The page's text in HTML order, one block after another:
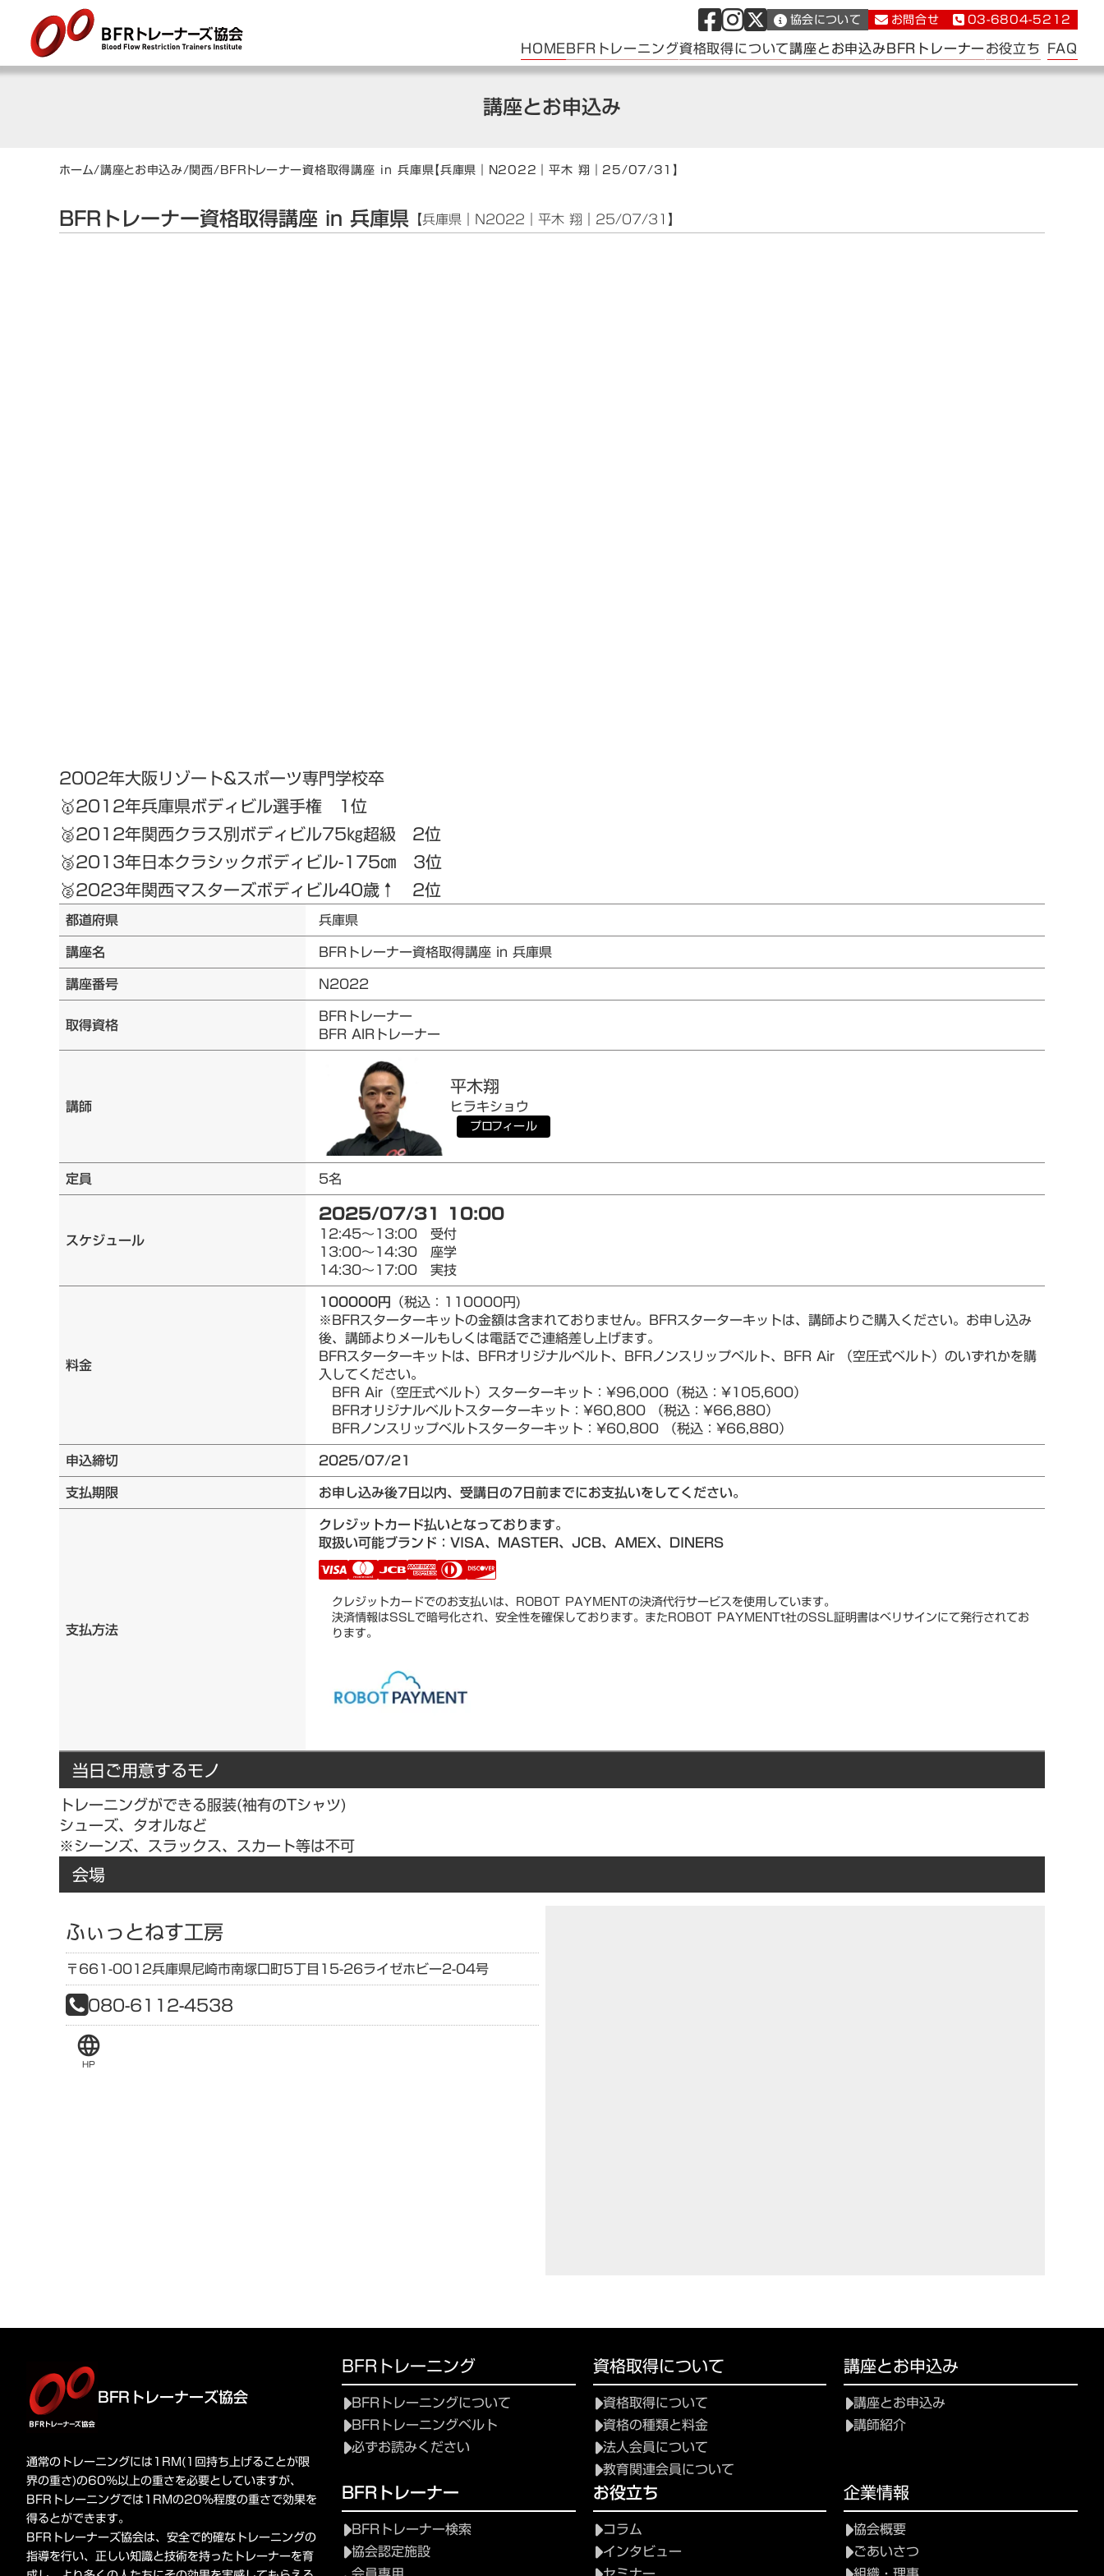
講座とお申込み
ホーム/講座とお申込み/関西/BFRトレーナー資格取得講座 in 兵庫県【兵庫県｜N2022｜平木 翔｜25/07/31】
BFRトレーナー資格取得講座 in 兵庫県 【兵庫県｜N2022｜平木 翔｜25/07/31】
2002年大阪リゾート&スポーツ専門学校卒
🥇2012年兵庫県ボディビル選手権 1位
🥈2012年関西クラス別ボディビル75㎏超級 2位
🥉2013年日本クラシックボディビル-175㎝ 3位
🥈2023年関西マスターズボディビル40歳↑ 2位
都道府県
兵庫県
講座名
BFRトレーナー資格取得講座 in 兵庫県
講座番号
N2022
取得資格
BFRトレーナー
BFR AIRトレーナー
講師
平木翔
ヒラキショウ
プロフィール
定員 5名
スケジュール
2025/07/31 10:00
12:45～13:00 受付
13:00～14:30 座学
14:30～17:00 実技
料金
100000円 （税込：110000円)
※BFRスターターキットの金額は含まれておりません。BFRスターターキットは、講師よりご購入ください。お申し込み
後、講師よりメールもしくは電話でご連絡差し上げます。
BFRスターターキットは、BFRオリジナルベルト、BFRノンスリップベルト、BFR Air （空圧式ベルト）のいずれかを購
入してください。
BFR Air（空圧式ベルト）スターターキット：¥96,000（税込：¥105,600）
BFRオリジナルベルトスターターキット：¥60,800 （税込：¥66,880）
BFRノンスリップベルトスターターキット：¥60,800 （税込：¥66,880）
申込締切
2025/07/21
支払期限
お申し込み後7日以内、受講日の7日前までにお支払いをしてください。
支払方法
クレジットカード払いとなっております。
取扱い可能ブランド：VISA、MASTER、JCB、AMEX、DINERS
クレジットカードでのお支払いは、ROBOT PAYMENTの決済代行サービスを使用しています。
決済情報はSSLで暗号化され、安全性を確保しております。またROBOT PAYMENTt社のSSL証明書はベリサインにて発行されてお
ります。
当日ご用意するモノ
トレーニングができる服装(袖有のTシャツ)
シューズ、タオルなど
※シーンズ、スラックス、スカート等は不可
会場
ふぃっとねす工房
〒661-0012兵庫県尼崎市南塚口町5丁目15-26ライゼホビー2-04号
080-6112-4538
language
HP
BFRトレーナーズ協会
通常のトレーニングには1RM(1回持ち上げることが限
界の重さ)の60%以上の重さを必要としていますが、
BFRトレーニングでは1RMの20%程度の重さで効果を
得るとができます。
BFRトレーナーズ協会は、安全で的確なトレーニングの
指導を行い、正しい知識と技術を持ったトレーナーを育
BFRトレーニング
BFRトレーニングについて
BFRトレーニングベルト
必ずお読みください
資格取得について
資格取得について
資格の種類と料金
法人会員について
教育関連会員について
講座とお申込み
講座とお申込み
講師紹介
BFRトレーナー
BFRトレーナー検索
協会認定施設
お役立ち
コラム
インタビュー
企業情報
協会概要
ごあいさつ
協会について お問合せ 03-6804-5212
HOMEBFRトレーニング資格取得について講座とお申込みBFRトレーナーお役立ち FAQ